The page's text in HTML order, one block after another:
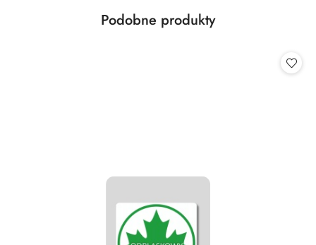
Pomiń karuzelę produktów
Produkty
Podobne produkty